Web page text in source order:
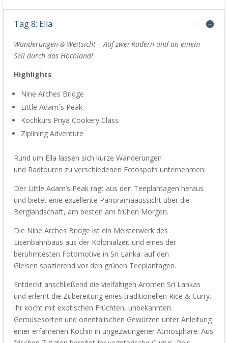
Tag 8: Ella
Wanderungen & Weitsicht –Auf zwei Rädern und an einem
Seil durch das Hochland!
Highlights
NineArches Bridge
LittleAdam`s Peak
Kochkurs Priya Cookery Class
Ziplining Adventure
Rund um Ella lassen sich kurzeWanderungen
und Radtouren zu verschiedenen Fotospots unternehmen:
Der LittleAdam’s Peak ragt aus den Teeplantagen heraus
und bietet eine exzellente Panoramaaussicht über die
Berglandschaft, am besten am frühen Morgen.
Die NineArches Bridge ist ein Meisterwerk des
Eisenbahnbaus aus der Kolonialzeit und eines der
berühmtesten Fotomotive in Sri Lanka: auf den
Gleisen spazierend vor den grünen Teeplantagen.
Entdeckt anschließend die vielfältigen Aromen Sri Lankas
und erlernt die Zubereitung eines traditionellen Rice & Curry.
Ihr kocht mit exotischen Früchten, unbekannten
Gemüsesorten und orientalischen Gewürzen unter Anleitung
einer erfahrenen Köchin in ungezwungener Atmosphäre.Aus